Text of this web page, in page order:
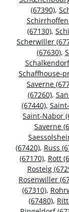
(67390),
(67130),
Scherwiller
(67630),
Schaffhouse-
Saverne
(67260),
(67440),
Saint-Nabor
Saverne
(67420), Russ
(67170), Rott
Rosteig
Rosenwiller
(67310),
(67480),